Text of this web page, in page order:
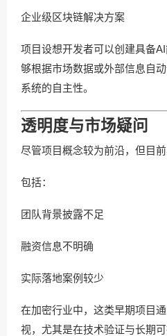
企业级区块链解决方案
项目设想开发者可以创建具备
够根据市场数据或外部信息自
系统的自主性。
透明度与市场疑问
尽管项目概念较为前沿，但目
包括：
团队背景披露不足
融资信息不明确
实际落地案例较少
在加密行业中，这类早期项目
视，尤其是在技术验证与长期可